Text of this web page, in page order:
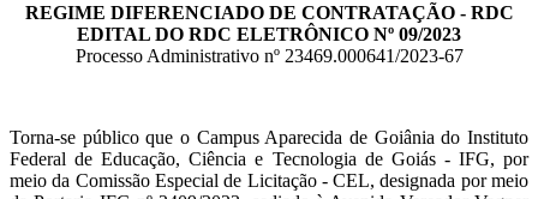
REGIME DIFERENCIADO DE CONTRATAÇÃO - RDC
EDITAL DO RDC ELETRÔNICO Nº 09/2023
Processo Administrativo nº 23469.000641/2023-67
Torna-se público que o Campus Aparecida de Goiânia do Instituto
Federal de Educação, Ciência e Tecnologia de Goiás - IFG, por
meio da Comissão Especial de Licitação - CEL, designada por meio